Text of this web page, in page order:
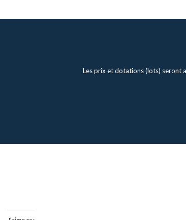
Les prix et dotations (lots) seront